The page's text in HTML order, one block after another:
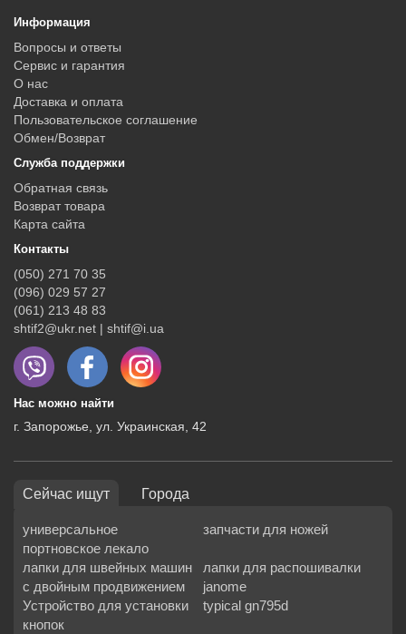
Информация
Вопросы и ответы
Сервис и гарантия
О нас
Доставка и оплата
Пользовательское соглашение
Обмен/Возврат
Служба поддержки
Обратная связь
Возврат товара
Карта сайта
Контакты
(050) 271 70 35
(096) 029 57 27
(061) 213 48 83
shtif2@ukr.net | shtif@i.ua
Нас можно найти
г. Запорожье, ул. Украинская, 42
Сейчас ищут Города
универсальное
портновское лекало
запчасти для ножей
лапки для швейных машин
с двойным продвижением
лапки для распошивалки
janome
Устройство для установки
кнопок
typical gn795d